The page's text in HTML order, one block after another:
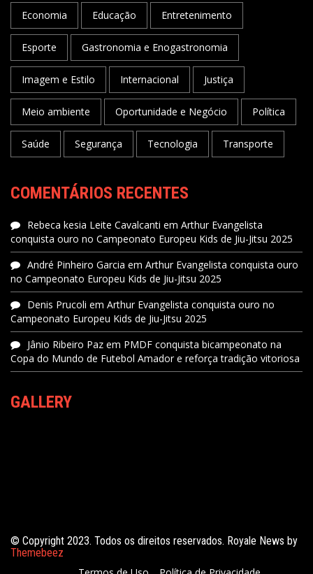
Economia Educação Entretenimento
Esporte Gastronomia e Enogastronomia
Imagem e Estilo Internacional Justiça
Meio ambiente Oportunidade e Negócio Política
Saúde Segurança Tecnologia Transporte
COMENTÁRIOS RECENTES
Rebeca kesia Leite Cavalcanti em Arthur Evangelista
conquista ouro no Campeonato Europeu Kids de Jiu-Jitsu 2025
André Pinheiro Garcia em Arthur Evangelista conquista ouro
no Campeonato Europeu Kids de Jiu-Jitsu 2025
Denis Prucoli em Arthur Evangelista conquista ouro no
Campeonato Europeu Kids de Jiu-Jitsu 2025
Jânio Ribeiro Paz em PMDF conquista bicampeonato na
Copa do Mundo de Futebol Amador e reforça tradição vitoriosa
GALLERY
© Copyright 2023. Todos os direitos reservados. Royale News by
Themebeez